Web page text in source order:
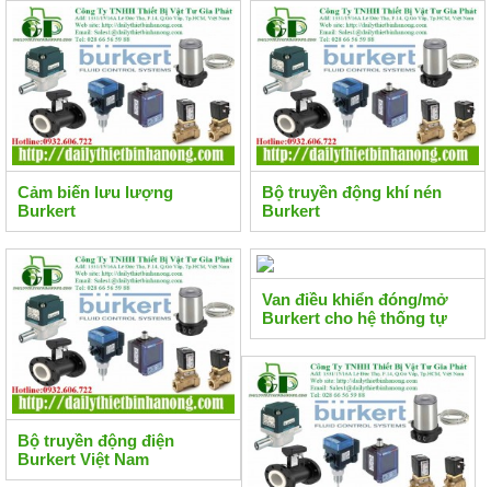
Cảm biến lưu lượng
Burkert
Bộ truyền động khí nén
Burkert
Bộ truyền động điện
Burkert Việt Nam
Van điều khiển đóng/mở
Burkert cho hệ thống tự
động hóa